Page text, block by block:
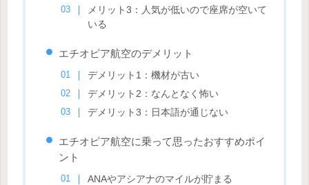
メリット3：人気が低いので座席が空いて
いる
エチオピア航空のデメリット
デメリット1：機材が古い
デメリット2：なんとなく怖い
デメリット3：日本語が通じない
エチオピア航空に乗って思ったおすすめポイ
ント
ANAやアシアナのマイルが貯まる